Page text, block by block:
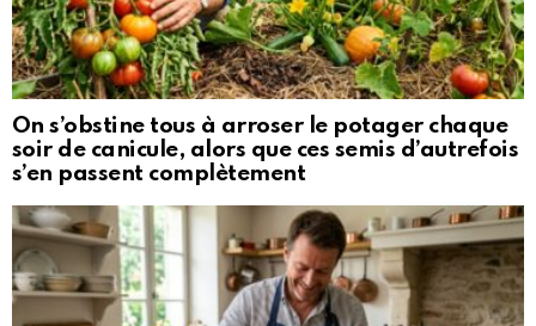
On s’obstine tous à arroser le potager chaque
soir de canicule, alors que ces semis d’autrefois
s’en passent complètement